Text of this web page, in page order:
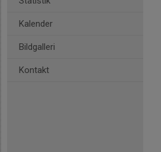
Kalender
Bildgalleri
Kontakt